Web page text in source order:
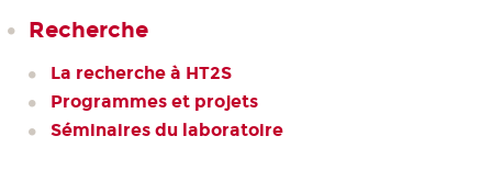
Recherche
La recherche à HT2S
Programmes et projets
Séminaires du laboratoire